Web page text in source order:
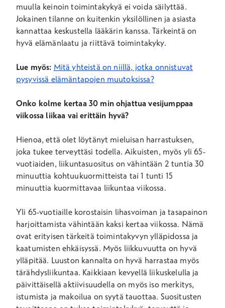
muulla keinoin toimintakykyä ei voida säilyttää.
Jokainen tilanne on kuitenkin yksilöllinen ja asiasta
kannattaa keskustella lääkärin kanssa. Tärkeintä on
hyvä elämänlaatu ja riittävä toimintakyky.
Lue myös: Mitä yhteistä on niillä, jotka onnistuvat
pysyvissä elämäntapojen muutoksissa?
Onko kolme kertaa 30 min ohjattua vesijumppaa
viikossa liikaa vai erittäin hyvä?
Hienoa, että olet löytänyt mieluisan harrastuksen,
joka tukee terveyttäsi todella. Aikuisten, myös yli 65-
vuotiaiden, liikuntasuositus on vähintään 2 tuntia 30
minuuttia kohtuukuormitteista tai 1 tunti 15
minuuttia kuormittavaa liikuntaa viikossa.
Yli 65-vuotiaille korostaisin lihasvoiman ja tasapainon
harjoittamista vähintään kaksi kertaa viikossa. Nämä
ovat erityisen tärkeitä toimintakyvyn ylläpidossa ja
kaatumisten ehkäisyssä. Myös liikkuvuutta on hyvä
ylläpitää. Luuston kannalta on hyvä harrastaa myös
tärähdysliikuntaa. Kaikkiaan kevyellä liikuskelulla ja
päivittäisellä aktiivisuudella on myös iso merkitys,
istumista ja makoilua on syytä tauottaa. Suositusten